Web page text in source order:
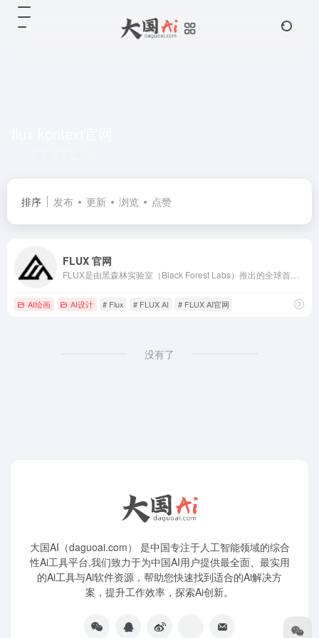
排序 发布 更新 浏览 点赞
FLUX 官网
AI绘画 AI设计 # Flux # FLUX AI # FLUX AI官网
没有了
大国AI（daguoai.com） 是中国专注于人工智能领域的综合
性Ai工具平台,我们致力于为中国AI用户提供最全面、最实用
的Ai工具与Ai软件资源，帮助您快速找到适合的Ai解决方
案，提升工作效率，探索Ai创新。